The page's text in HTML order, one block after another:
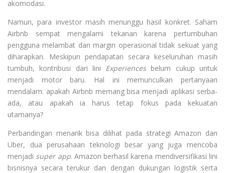
akomodasi.
Namun, para investor masih menunggu hasil konkret. Saham
Airbnb sempat mengalami tekanan karena pertumbuhan
pengguna melambat dan margin operasional tidak sekuat yang
diharapkan. Meskipun pendapatan secara keseluruhan masih
tumbuh, kontribusi dari lini Experiencesbelum cukup untuk
menjadi motor baru. Hal ini memunculkan pertanyaan
mendalam: apakah Airbnb memang bisa menjadi aplikasi serba-
ada, atau apakah ia harus tetap fokus pada kekuatan
utamanya?
Perbandingan menarik bisa dilihat pada strategi Amazon dan
Uber, dua perusahaan teknologi besar yang juga mencoba
menjadi super app. Amazon berhasil karena mendiversifikasi lini
bisnisnya secara terukur dan dengan dukungan logistik serta